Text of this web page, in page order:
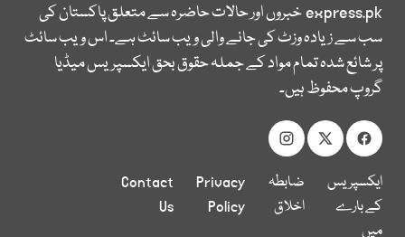
express.pkخبروں اور حالات حاضرہ سے متعلق پاکستان کی
سب سے زیادہ وزٹ کی جانے والی ویب سائٹ ہے۔ اس ویب سائٹ
پر شائع شدہ تمام مواد کے جملہ حقوق بحق ایکسپریس میڈیا
گروپ محفوظ ہیں۔
ایکسپریس
کے بارے
میں
ضابطہ
اخلاق
Privacy
Policy
Contact
Us